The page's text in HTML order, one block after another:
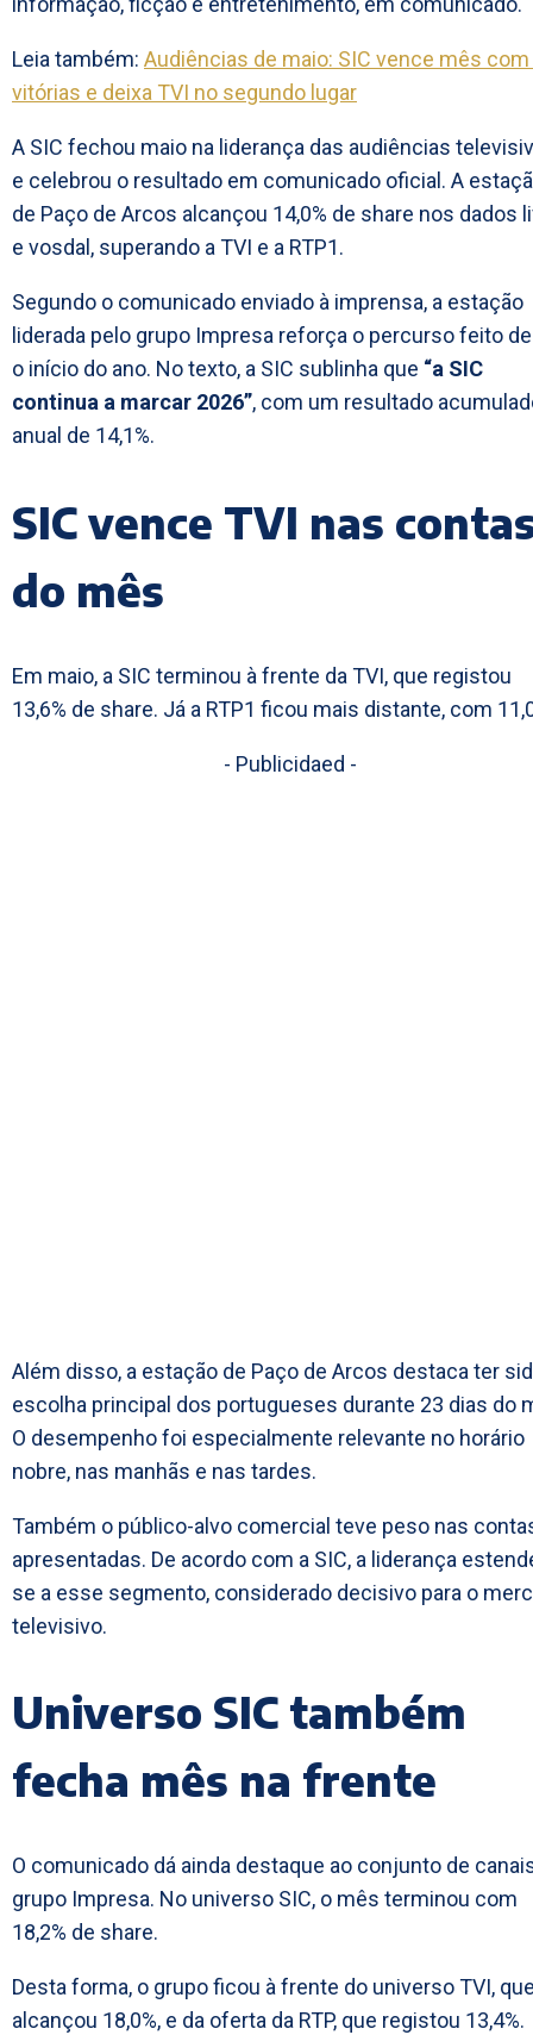
Leia também: Audiências de maio: SIC vence mês
vitórias e deixa TVI no segundo lugar
A SIC fechou maio na liderança das audiências
e celebrou o resultado em comunicado oficial. A
de Paço de Arcos alcançou 14,0% de share nos dados
e vosdal, superando a TVI e a RTP1.
Segundo o comunicado enviado à imprensa, a estação
liderada pelo grupo Impresa reforça o percurso feito
o início do ano. No texto, a SIC sublinha que “a SIC
continua a marcar 2026”, com um resultado
anual de 14,1%.
SIC vence TVI nas
do mês
Em maio, a SIC terminou à frente da TVI, que registou
13,6% de share. Já a RTP1 ficou mais distante, com
- Publicidaed -
Além disso, a estação de Paço de Arcos destaca ter
escolha principal dos portugueses durante 23 dias do
O desempenho foi especialmente relevante no horário
nobre, nas manhãs e nas tardes.
Também o público-alvo comercial teve peso nas
apresentadas. De acordo com a SIC, a liderança
se a esse segmento, considerado decisivo para o
televisivo.
Universo SIC também
fecha mês na frente
O comunicado dá ainda destaque ao conjunto de
grupo Impresa. No universo SIC, o mês terminou com
18,2% de share.
Desta forma, o grupo ficou à frente do universo TVI,
alcançou 18,0%, e da oferta da RTP, que registou 13,4%.